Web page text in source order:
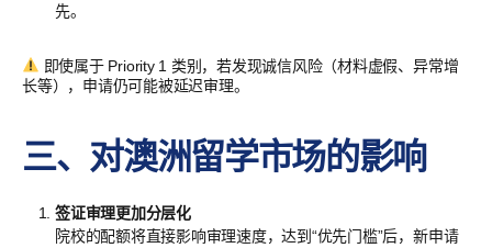
先。
即使属于 Priority 1 类别，若发现诚信风险（材料虚假、异常增
长等），申请仍可能被延迟审理。
三、对澳洲留学市场的影响
签证审理更加分层化
院校的配额将直接影响审理速度，达到“优先门槛”后，新申请